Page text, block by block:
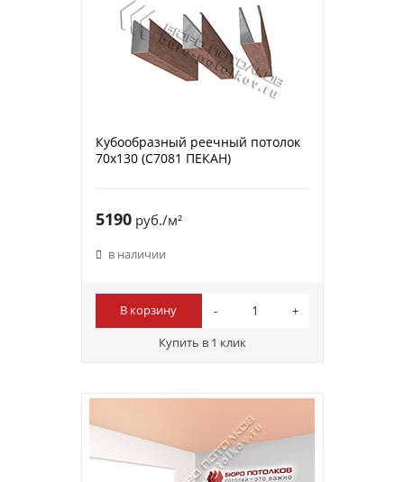
Кубообразный реечный потолок
70х130 (C7081 ПЕКАН)
5190руб./м²
в наличии
В корзину
Купить в 1 клик